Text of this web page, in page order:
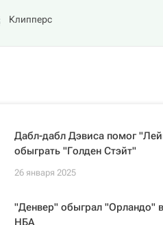
Клипперс
Дабл-дабл Дэвиса помог
обыграть "Голден Стэйт"
26 января 2025
"Денвер" обыграл "Орландо"
НБА